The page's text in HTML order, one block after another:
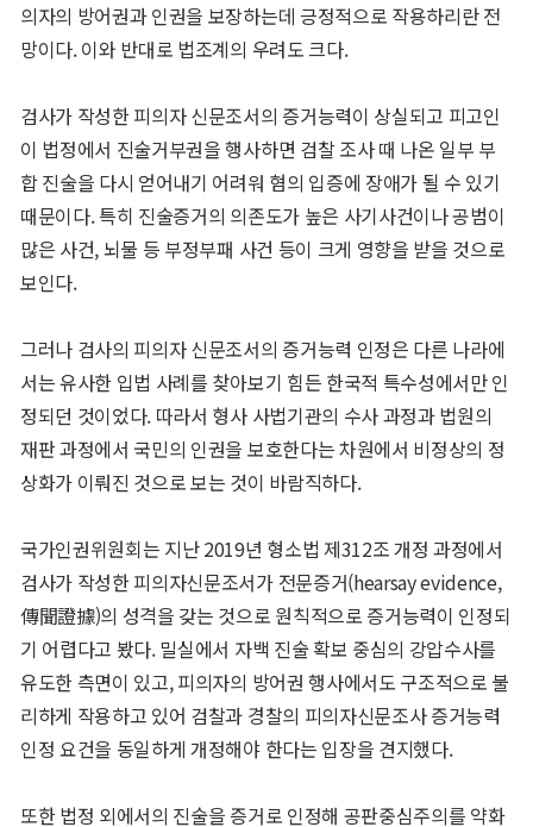
의자의 방어권과 인권을 보장하는데 긍정적으로 작용하리란 전
망이다. 이와 반대로 법조계의 우려도 크다.
검사가 작성한 피의자 신문조서의 증거능력이 상실되고 피고인
이 법정에서 진술거부권을 행사하면 검찰 조사 때 나온 일부 부
합 진술을 다시 얻어내기 어려워 혐의 입증에 장애가 될 수 있기
때문이다. 특히 진술증거의 의존도가 높은 사기사건이나 공범이
많은 사건, 뇌물 등 부정부패 사건 등이 크게 영향을 받을 것으로
보인다.
그러나 검사의 피의자 신문조서의 증거능력 인정은 다른 나라에
서는 유사한 입법 사례를 찾아보기 힘든 한국적 특수성에서만 인
정되던 것이었다. 따라서 형사 사법기관의 수사 과정과 법원의
재판 과정에서 국민의 인권을 보호한다는 차원에서 비정상의 정
상화가 이뤄진 것으로 보는 것이 바람직하다.
국가인권위원회는 지난 2019년 형소법 제312조 개정 과정에서
검사가 작성한 피의자신문조서가 전문증거(hearsay evidence,
傳聞證據)의 성격을 갖는 것으로 원칙적으로 증거능력이 인정되
기 어렵다고 봤다. 밀실에서 자백 진술 확보 중심의 강압수사를
유도한 측면이 있고, 피의자의 방어권 행사에서도 구조적으로 불
리하게 작용하고 있어 검찰과 경찰의 피의자신문조사 증거능력
인정 요건을 동일하게 개정해야 한다는 입장을 견지했다.
또한 법정 외에서의 진술을 증거로 인정해 공판중심주의를 약화